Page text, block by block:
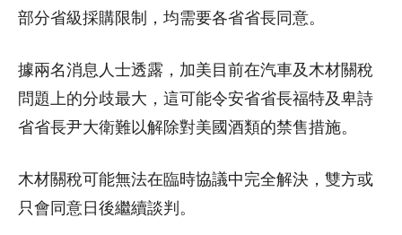
部分省級採購限制，均需要各省省長同意。
據兩名消息人士透露，加美目前在汽車及木材關稅
問題上的分歧最大，這可能令安省省長福特及卑詩
省省長尹大衛難以解除對美國酒類的禁售措施。
木材關稅可能無法在臨時協議中完全解決，雙方或
只會同意日後繼續談判。